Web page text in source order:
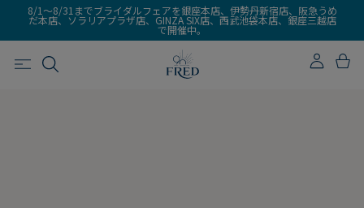
8/1～8/31までブライダルフェアを銀座本店、伊勢丹新宿店、阪急うめ
だ本店、ソラリアプラザ店、GINZA SIX店、西武池袋本店、銀座三越店
で開催中。